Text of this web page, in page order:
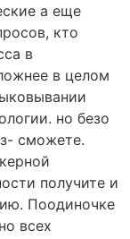
а еще
кто
в
в целом
но безо
сможете.
получите и
Поодиночке
всех